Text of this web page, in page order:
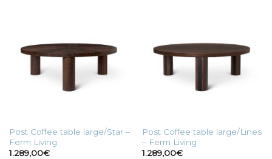
Post Coffee table large/Star –
Ferm Living
1.289,00€
Post Coffee table large/Lines
– Ferm Living
1.289,00€